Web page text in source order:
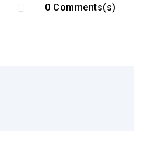
 0 Comments(s)